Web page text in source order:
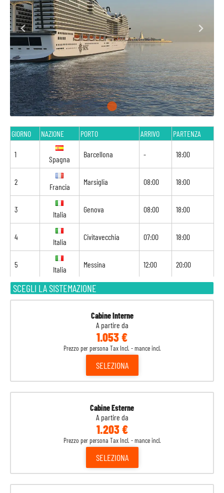
SCEGLI LA SISTEMAZIONE
Cabine Interne
A partire da
1.053 €
Prezzo per persona Tax Incl. - mance incl.
SELEZIONA
Cabine Esterne
A partire da
1.203 €
Prezzo per persona Tax Incl. - mance incl.
SELEZIONA
GIORNO NAZIONE PORTO ARRIVO PARTENZA
1
Spagna
Barcellona - 18:00
2
Francia
Marsiglia 08:00 18:00
3
Italia
Genova 08:00 18:00
4
Italia
Civitavecchia 07:00 18:00
5
Italia
Messina 12:00 20:00
6
Malta
La Valletta 09:00 17:00
Navigazione
Barcellona